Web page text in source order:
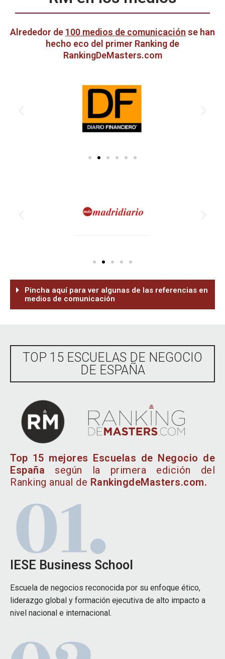
Alrededor de 100 medios de comunicación se han
hecho eco del primer Ranking de
RankingDeMasters.com
Pincha aquí para ver algunas de las referencias en
medios de comunicación
TOP 15 ESCUELAS DE NEGOCIO
DE ESPAÑA
Top 15 mejores Escuelas de Negocio de
España según la primera edición del
Ranking anual de RankingdeMasters.com.
IESE Business School
Escuela de negocios reconocida por su enfoque ético,
liderazgo global y formación ejecutiva de alto impacto a
nivel nacional e internacional.